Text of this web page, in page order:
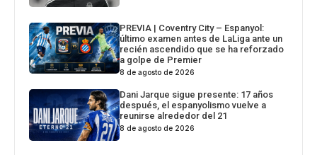
PREVIA | Coventry City – Espanyol:
último examen antes de LaLiga ante un
recién ascendido que se ha reforzado
a golpe de Premier
8 de agosto de 2026
Dani Jarque sigue presente: 17 años
después, el espanyolismo vuelve a
reunirse alrededor del 21
8 de agosto de 2026